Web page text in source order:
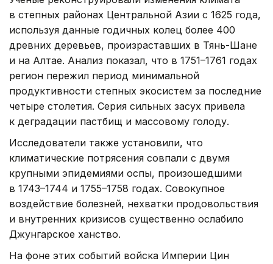
в степных районах Центральной Азии с 1625 года,
используя данные годичных колец более 400
древних деревьев, произраставших в Тянь-Шане
и на Алтае. Анализ показал, что в 1751–1761 годах
регион пережил период минимальной
продуктивности степных экосистем за последние
четыре столетия. Серия сильных засух привела
к деградации пастбищ и массовому голоду.
Исследователи также установили, что
климатические потрясения совпали с двумя
крупными эпидемиями оспы, произошедшими
в 1743–1744 и 1755–1758 годах. Совокупное
воздействие болезней, нехватки продовольствия
и внутренних кризисов существенно ослабило
Джунгарское ханство.
На фоне этих событий войска Империи Цин